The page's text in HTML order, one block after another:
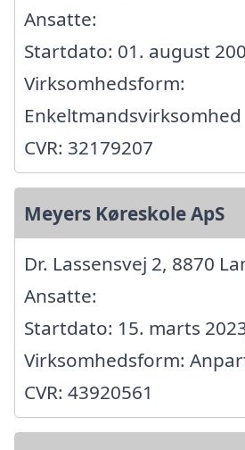
Ansatte:
Startdato: 01. august
Virksomhedsform:
Enkeltmandsvirksomhed
CVR: 32179207
Meyers Køreskole ApS
Dr. Lassensvej 2, 8870
Ansatte:
Startdato: 15. marts
Virksomhedsform:
CVR: 43920561